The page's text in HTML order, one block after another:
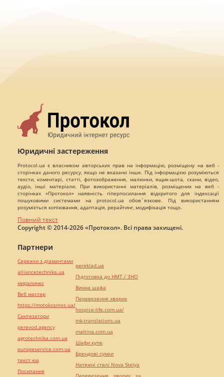
Юридичні застереження
Protocol.ua є власником авторських прав на інформацію, розміщену на веб -
сторінках даного ресурсу, якщо не вказано інше. Під інформацією розуміються
тексти, коментарі, статті, фотозображення, малюнки, ящик-шота, скани, відео,
аудіо, інші матеріали. При використанні матеріалів, розміщених на веб -
сторінках «Протокол» наявність гіперпосилання відкритого для індексації
пошуковими системами на protocol.ua обов`язкове. Під використанням
розуміється копіювання, адаптація, рерайтинг, модифікація тощо.
Повний текст
Copyright © 2014-2026 «Протокол». Всі права захищені.
Партнери
Сережки з діамантами
alliancetechnika.ua
миралинкс
Веб мастер
https://motokosmos.ua/
Синтезатори
perevod.agency
agrotechnika.com.ua
europeservice.com.ua
текст юа
Посилання
pereklad.ua
Підготовка до НМТ / ЗНО
Винна шафа
Перевезення хворих
hospice-life.com.ua/
mk-translations.ua
maltina.com.ua
Шафи купе
Брендові сумки
Натяжні стелі Nova Stelya
Перевезення хворих за